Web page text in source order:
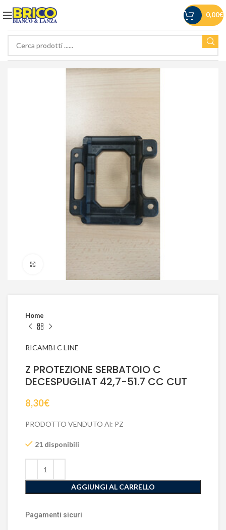
0,00€
Home
RICAMBI C LINE
Z PROTEZIONE SERBATOIO C
DECESPUGLIAT 42,7-51.7 CC CUT
8,30€
PRODOTTO VENDUTO Al: PZ
21 disponibili
AGGIUNGI AL CARRELLO
Pagamenti sicuri